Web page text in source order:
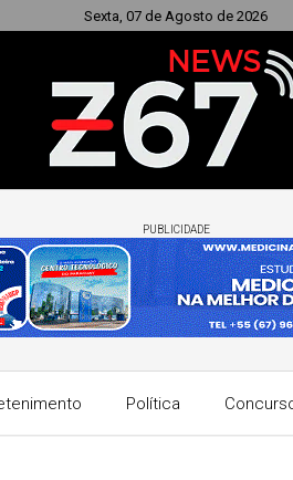
Sexta, 07 de Agosto de 2026
PUBLICIDADE
Política